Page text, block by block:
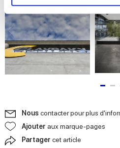
and set your preferences in the
We use cookies to personalise
provide social media features
We also share information
our social media, advertising
may combine it with other
provided to them or that
Nous contacter pour plus
Ajouter aux marque-pages
Partager cet article